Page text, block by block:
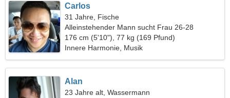
Carlos
31 Jahre, Fische
Alleinstehender Mann sucht Frau 26-28
176 cm (5'10"), 77 kg (169 Pfund)
Innere Harmonie, Musik
Alan
23 Jahre alt, Wassermann